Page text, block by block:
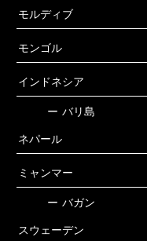
モルディブ
モンゴル
インドネシア
ー バリ島
ネパール
ミャンマー
ー バガン
スウェーデン